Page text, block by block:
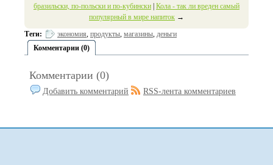
бразильски, по-польски и по-кубински | Кола - так ли вреден самый
популярный в мире напиток →
Теги:
экономия продукты магазины деньги
Комментарии (0)
Комментарии (0)
Добавить комментарий RSS-лента комментариев